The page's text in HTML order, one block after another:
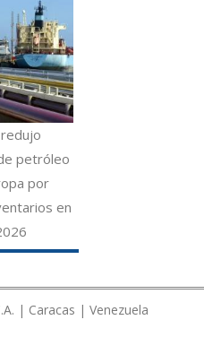
petróleo
por
en
| Caracas | Venezuela